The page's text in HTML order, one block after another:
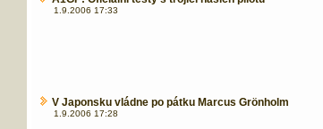
1.9.2006 17:33
V Japonsku vládne po pátku Marcus Grönholm
1.9.2006 17:28